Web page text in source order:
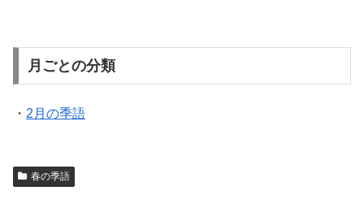
月ごとの分類
・ 2月の季語
春の季語